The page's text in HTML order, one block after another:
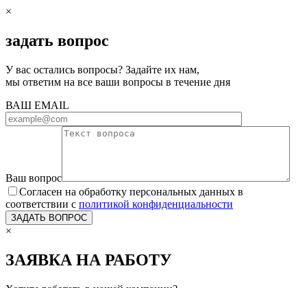
×
задать вопрос
У вас остались вопросы? Задайте их нам,
мы ответим на все ваши вопросы в течение дня
ВАШ EMAIL
Ваш вопрос
Согласен на обработку персональных данных в
соответствии с политикой конфиденциальности
×
ЗАЯВКА НА РАБОТУ